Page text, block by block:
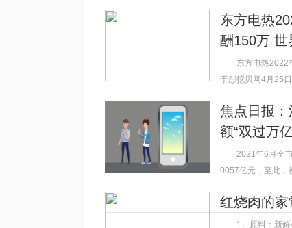
东方电热
酬150万 世
东方电热2022
于彤挖贝网4月25
焦点日报：
额“双过万
2021年6月全
0057亿元，至此，
红烧肉的
1、原料：新